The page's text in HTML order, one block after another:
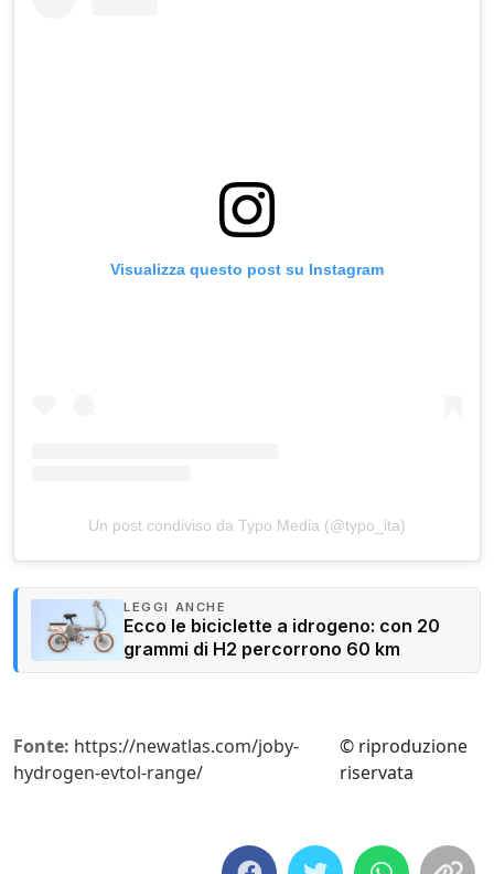
Visualizza questo post su Instagram
Un post condiviso da Typo Media (@typo_ita)
LEGGI ANCHE
Ecco le biciclette a idrogeno: con 20
grammi di H2 percorrono 60 km
Fonte: https://newatlas.com/joby-
hydrogen-evtol-range/
© riproduzione
riservata